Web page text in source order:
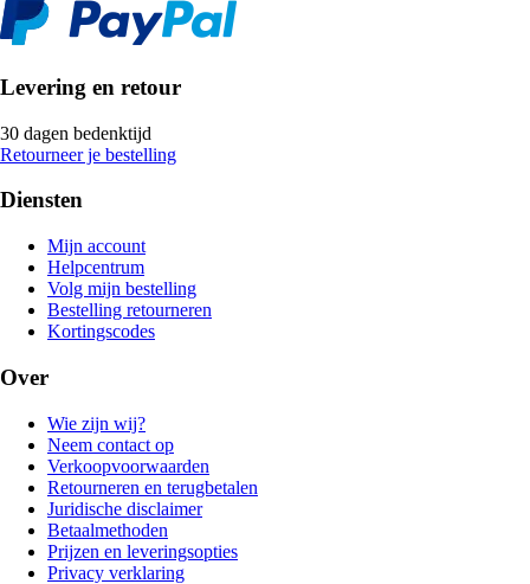
Levering en retour
30 dagen bedenktijd
Retourneer je bestelling
Diensten
Mijn account
Helpcentrum
Volg mijn bestelling
Bestelling retourneren
Kortingscodes
Over
Wie zijn wij?
Neem contact op
Verkoopvoorwaarden
Retourneren en terugbetalen
Juridische disclaimer
Betaalmethoden
Prijzen en leveringsopties
Privacy verklaring